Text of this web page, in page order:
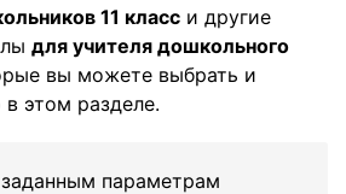
11 класс и другие
для учителя дошкольного
вы можете выбрать и
в этом разделе.
параметрам